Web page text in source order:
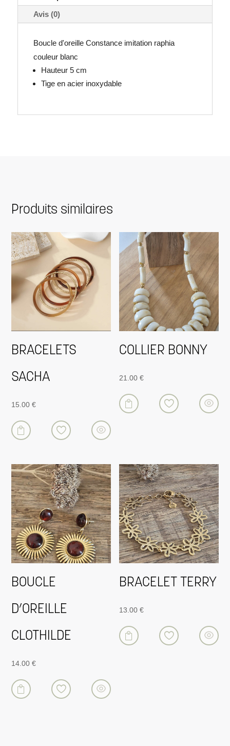
Avis (0)
Boucle d'oreille Constance imitation raphia
couleur blanc
Hauteur 5 cm
Tige en acier inoxydable
Produits similaires
BRACELETS
SACHA
15.00€

COLLIER BONNY
21.00€

BOUCLE
D’OREILLE
CLOTHILDE
14.00€

BRACELET TERRY
13.00€
